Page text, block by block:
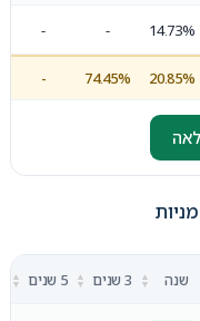
14.73%
-
-
20.85%
74.45%
-
שנה ▲
▼ 3 שנים ▲
▼ 5 שנים ▲
▼